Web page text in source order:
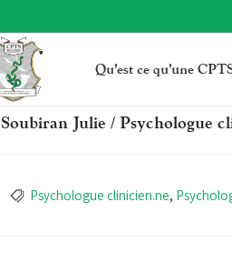
Qu’est ce qu’une
Soubiran Julie / Psychologue
Psychologue clinicien.ne,